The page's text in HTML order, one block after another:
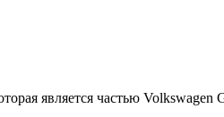
является частью